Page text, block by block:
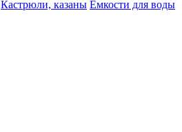
Кастрюли, казаны Ёмкости для воды